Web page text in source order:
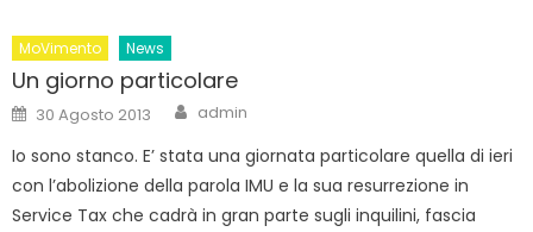
MoVimento News
Un giorno particolare
Posted
on
30 Agosto 2013 Author
admin
Io sono stanco. E’ stata una giornata particolare quella di ieri
con l’abolizione della parola IMU e la sua resurrezione in
Service Tax che cadrà in gran parte sugli inquilini, fascia